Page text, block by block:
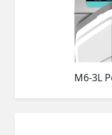
M6-3L